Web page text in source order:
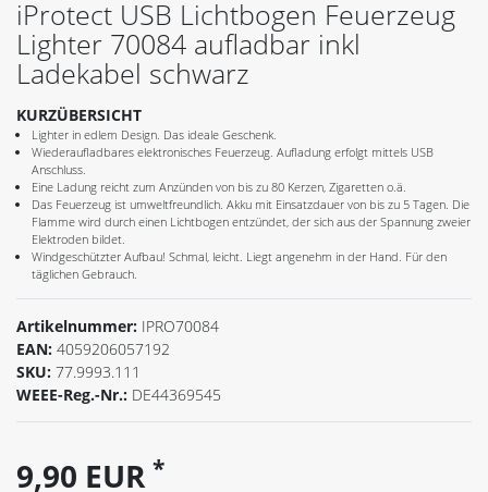
iProtect USB Lichtbogen Feuerzeug
Lighter 70084 aufladbar inkl
Ladekabel schwarz
KURZÜBERSICHT
Lighter in edlem Design. Das ideale Geschenk.
Wiederaufladbares elektronisches Feuerzeug. Aufladung erfolgt mittels USB
Anschluss.
Eine Ladung reicht zum Anzünden von bis zu 80 Kerzen, Zigaretten o.ä.
Das Feuerzeug ist umweltfreundlich. Akku mit Einsatzdauer von bis zu 5 Tagen. Die
Flamme wird durch einen Lichtbogen entzündet, der sich aus der Spannung zweier
Elektroden bildet.
Windgeschützter Aufbau! Schmal, leicht. Liegt angenehm in der Hand. Für den
täglichen Gebrauch.
Artikelnummer: IPRO70084
EAN: 4059206057192
SKU: 77.9993.111
WEEE-Reg.-Nr.: DE44369545
9,90 EUR *